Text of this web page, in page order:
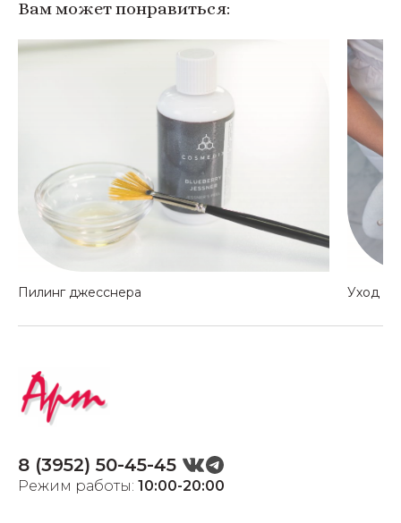
Вам может понравиться:
Пилинг джесснера Уход
Режим работы: 10:00-20:00
8 (3952) 50-45-45